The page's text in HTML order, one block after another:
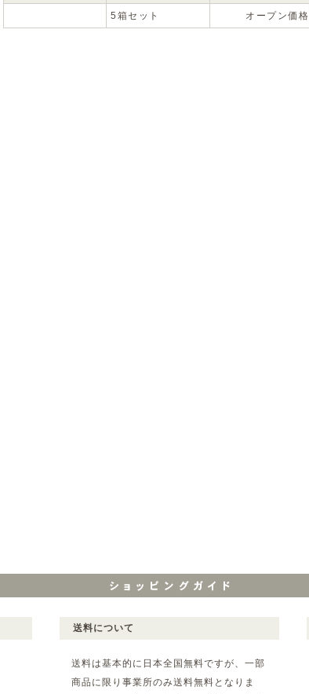
5箱セット オープン価格
送料について
送料は基本的に日本全国無料ですが、一部
商品に限り事業所のみ送料無料となりま